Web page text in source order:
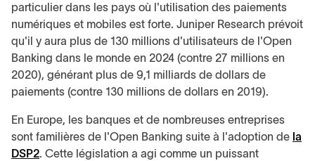
particulier dans les pays où l'utilisation des paiements
numériques et mobiles est forte. Juniper Research prévoit
qu'il y aura plus de 130 millions d'utilisateurs de l'Open
Banking dans le monde en 2024 (contre 27 millions en
2020), générant plus de 9,1 milliards de dollars de
paiements (contre 130 millions de dollars en 2019).
En Europe, les banques et de nombreuses entreprises
sont familières de l'Open Banking suite à l'adoption de la
DSP2. Cette législation a agi comme un puissant